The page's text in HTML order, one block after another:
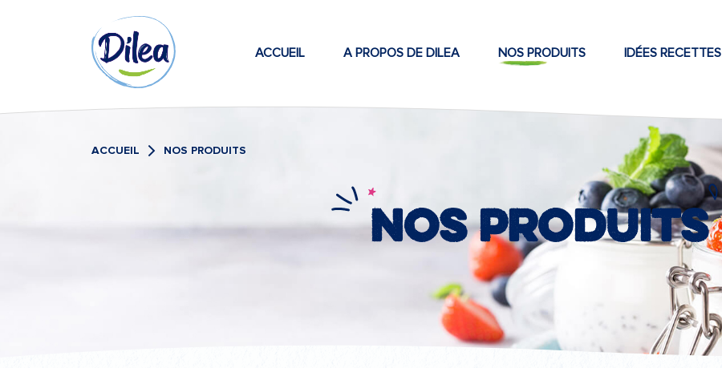
Dilea
Zero
Lactose
ACCUEIL A PROPOS DE DILEA NOS PRODUITS IDÉES RECETTES
ACCUEIL NOS PRODUITS
Nos produits